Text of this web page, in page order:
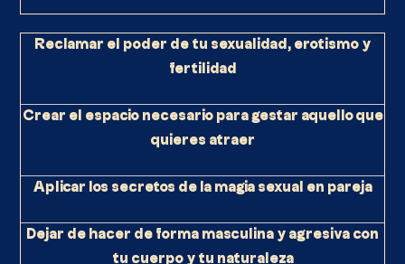
Reclamar el poder de tu sexualidad, erotismo y
fertilidad
Crear el espacio necesario para gestar aquello que
quieres atraer
Aplicar los secretos de la magia sexual en pareja
Dejar de hacer de forma masculina y agresiva con
tu cuerpo y tu naturaleza